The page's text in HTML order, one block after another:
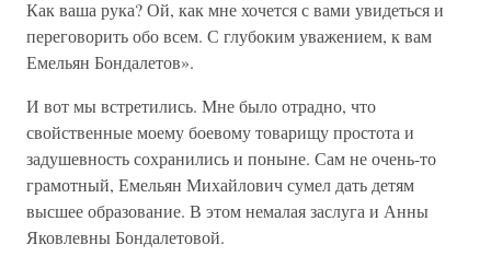
Как ваша рука? Ой, как мне хочется с вами увидеться и
переговорить обо всем. С глубоким уважением, к вам
Емельян Бондалетов».
И вот мы встретились. Мне было отрадно, что
свойственные моему боевому товарищу простота и
задушевность сохранились и поныне. Сам не очень-то
грамотный, Емельян Михайлович сумел дать детям
высшее образование. В этом немалая заслуга и Анны
Яковлевны Бондалетовой.